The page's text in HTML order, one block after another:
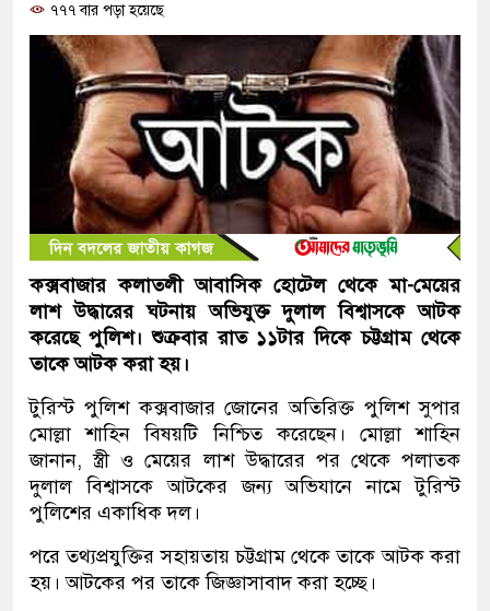
৭৭৭ বার পড়া হয়েছে
কক্সবাজার কলাতলী আবাসিক হোটেল থেকে মা-মেয়ের
লাশ উদ্ধারের ঘটনায় অভিযুক্ত দুলাল বিশ্বাসকে আটক
করেছে পুলিশ। শুক্রবার রাত ১১টার দিকে চট্টগ্রাম থেকে
তাকে আটক করা হয়।
টুরিস্ট পুলিশ কক্সবাজার জোনের অতিরিক্ত পুলিশ সুপার
মোল্লা শাহিন বিষয়টি নিশ্চিত করেছেন। মোল্লা শাহিন
জানান, স্ত্রী ও মেয়ের লাশ উদ্ধারের পর থেকে পলাতক
দুলাল বিশ্বাসকে আটকের জন্য অভিযানে নামে টুরিস্ট
পুলিশের একাধিক দল।
পরে তথ্যপ্রযুক্তির সহায়তায় চট্টগ্রাম থেকে তাকে আটক করা
হয়। আটকের পর তাকে জিজ্ঞাসাবাদ করা হচ্ছে।